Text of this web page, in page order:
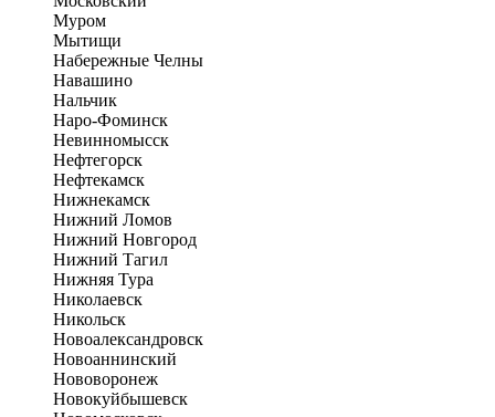
Муром
Мытищи
Набережные Челны
Навашино
Нальчик
Наро-Фоминск
Невинномысск
Нефтегорск
Нефтекамск
Нижнекамск
Нижний Ломов
Нижний Новгород
Нижний Тагил
Нижняя Тура
Николаевск
Никольск
Новоалександровск
Новоаннинский
Нововоронеж
Новокуйбышевск